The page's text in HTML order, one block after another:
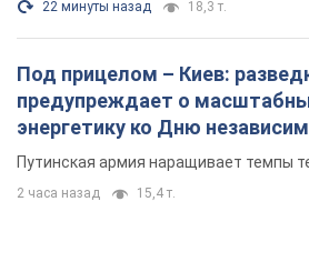
22 минуты назад 18,3 т.
Под прицелом – Киев:
предупреждает о
энергетику ко Дню
Путинская армия наращивает темпы
2 часа назад 15,4 т.